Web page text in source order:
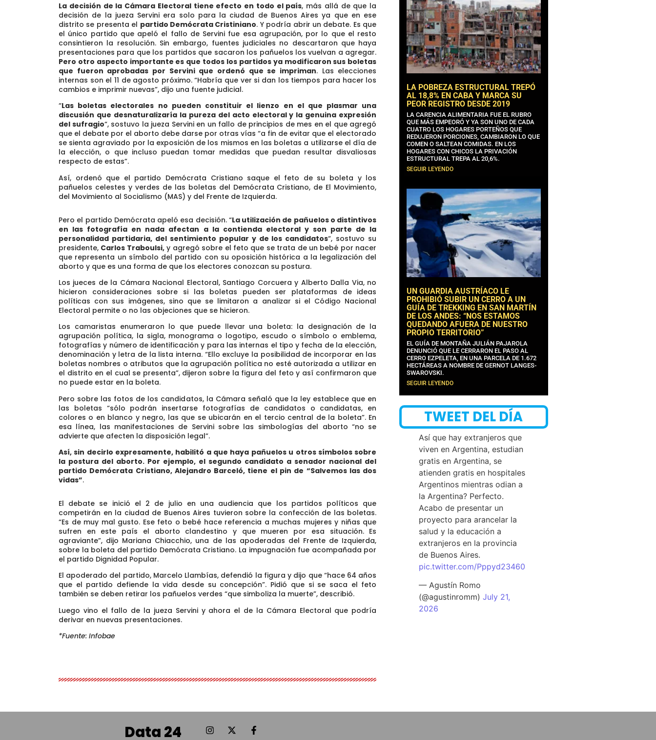
La decisión de la Cámara Electoral tiene efecto en todo el país, más allá de que la
decisión de la jueza Servini era solo para la ciudad de Buenos Aires ya que en ese
distrito se presenta el partido Demócrata Cristiniano. Y podría abrir un debate. Es que
el único partido que apeló el fallo de Servini fue esa agrupación, por lo que el resto
consintieron la resolución. Sin embargo, fuentes judiciales no descartaron que haya
presentaciones para que los partidos que sacaron los pañuelos los vuelvan a agregar.
Pero otro aspecto importante es que todos los partidos ya modificaron sus boletas
que fueron aprobadas por Servini que ordenó que se impriman. Las elecciones
internas son el 11 de agosto próximo. “Habría que ver si dan los tiempos para hacer los
cambios e imprimir nuevas”, dijo una fuente judicial.
“Las boletas electorales no pueden constituir el lienzo en el que plasmar una
discusión que desnaturalizaría la pureza del acto electoral y la genuina expresión
del sufragio“, sostuvo la jueza Servini en un fallo de principios de mes en el que agregó
que el debate por el aborto debe darse por otras vías “a fin de evitar que el electorado
se sienta agraviado por la exposición de los mismos en las boletas a utilizarse el día de
la elección, o que incluso puedan tomar medidas que puedan resultar disvaliosas
respecto de estas”.
Así, ordenó que el partido Demócrata Cristiano saque el feto de su boleta y los
pañuelos celestes y verdes de las boletas del Demócrata Cristiano, de El Movimiento,
del Movimiento al Socialismo (MAS) y del Frente de Izquierda.
Pero el partido Demócrata apeló esa decisión. “La utilización de pañuelos o distintivos
en las fotografía en nada afectan a la contienda electoral y son parte de la
personalidad partidaria, del sentimiento popular y de los candidatos“, sostuvo su
presidente, Carlos Traboulsi,y agregó sobre el feto que se trata de un bebé por nacer
que representa un símbolo del partido con su oposición histórica a la legalización del
aborto y que es una forma de que los electores conozcan su postura.
Los jueces de la Cámara Nacional Electoral, Santiago Corcuera y Alberto Dalla Via, no
hicieron consideraciones sobre si las boletas pueden ser plataformas de ideas
políticas con sus imágenes, sino que se limitaron a analizar si el Código Nacional
Electoral permite o no las objeciones que se hicieron.
Los camaristas enumeraron lo que puede llevar una boleta: la designación de la
agrupación política, la sigla, monograma o logotipo, escudo o símbolo o emblema,
fotografías y número de identificación y para las internas el tipo y fecha de la elección,
denominación y letra de la lista interna. “Ello excluye la posibilidad de incorporar en las
boletas nombres o atributos que la agrupación política no esté autorizada a utilizar en
el distrito en el cual se presenta”, dijeron sobre la figura del feto y así confirmaron que
no puede estar en la boleta.
Pero sobre las fotos de los candidatos, la Cámara señaló que la ley establece que en
las boletas “sólo podrán insertarse fotografías de candidatos o candidatas, en
colores o en blanco y negro, las que se ubicarán en el tercio central de la boleta”. En
esa línea, las manifestaciones de Servini sobre las simbologías del aborto “no se
advierte que afecten la disposición legal”.
Así, sin decirlo expresamente, habilitó a que haya pañuelos u otros símbolos sobre
la postura del aborto. Por ejemplo, el segundo candidato a senador nacional del
partido Demócrata Cristiano, Alejandro Barceló, tiene el pin de “Salvemos las dos
vidas”.
El debate se inició el 2 de julio en una audiencia que los partidos políticos que
competirán en la ciudad de Buenos Aires tuvieron sobre la confección de las boletas.
“Es de muy mal gusto. Ese feto o bebé hace referencia a muchas mujeres y niñas que
sufren en este país el aborto clandestino y que mueren por esa situación. Es
agraviante”, dijo Mariana Chiacchio, una de las apoderadas del Frente de Izquierda,
sobre la boleta del partido Demócrata Cristiano. La impugnación fue acompañada por
el partido Dignidad Popular.
El apoderado del partido, Marcelo Llambías, defendió la figura y dijo que “hace 64 años
que el partido defiende la vida desde su concepción”. Pidió que si se saca el feto
también se deben retirar los pañuelos verdes “que simboliza la muerte”, describió.
Luego vino el fallo de la jueza Servini y ahora el de la Cámara Electoral que podría
derivar en nuevas presentaciones.
*Fuente: Infobae
LA POBREZA ESTRUCTURAL TREPÓ
AL 18,8% EN CABA Y MARCA SU
PEOR REGISTRO DESDE 2019
LA CARENCIA ALIMENTARIA FUE EL RUBRO
QUE MÁS EMPEORÓ Y YA SON UNO DE CADA
CUATRO LOS HOGARES PORTEÑOS QUE
REDUJERON PORCIONES, CAMBIARON LO QUE
COMEN O SALTEAN COMIDAS. EN LOS
HOGARES CON CHICOS LA PRIVACIÓN
ESTRUCTURAL TREPA AL 20,6%.
SEGUIR LEYENDO
UN GUARDIA AUSTRÍACO LE
PROHIBIÓ SUBIR UN CERRO A UN
GUÍA DE TREKKING EN SAN MARTÍN
DE LOS ANDES: “NOS ESTAMOS
QUEDANDO AFUERA DE NUESTRO
PROPIO TERRITORIO”
EL GUÍA DE MONTAÑA JULIÁN PAJAROLA
DENUNCIÓ QUE LE CERRARON EL PASO AL
CERRO EZPELETA, EN UNA PARCELA DE 1.672
HECTÁREAS A NOMBRE DE GERNOT LANGES-
SWAROVSKI.
SEGUIR LEYENDO
TWEET DEL DÍA
Así que hay extranjeros que
viven en Argentina, estudian
gratis en Argentina, se
atienden gratis en hospitales
Argentinos mientras odian a
la Argentina? Perfecto.
Acabo de presentar un
proyecto para arancelar la
salud y la educación a
extranjeros en la provincia
de Buenos Aires.
pic.twitter.com/Pppyd23460
— Agustín Romo
(@agustinromm)July 21,
2026
Data 24